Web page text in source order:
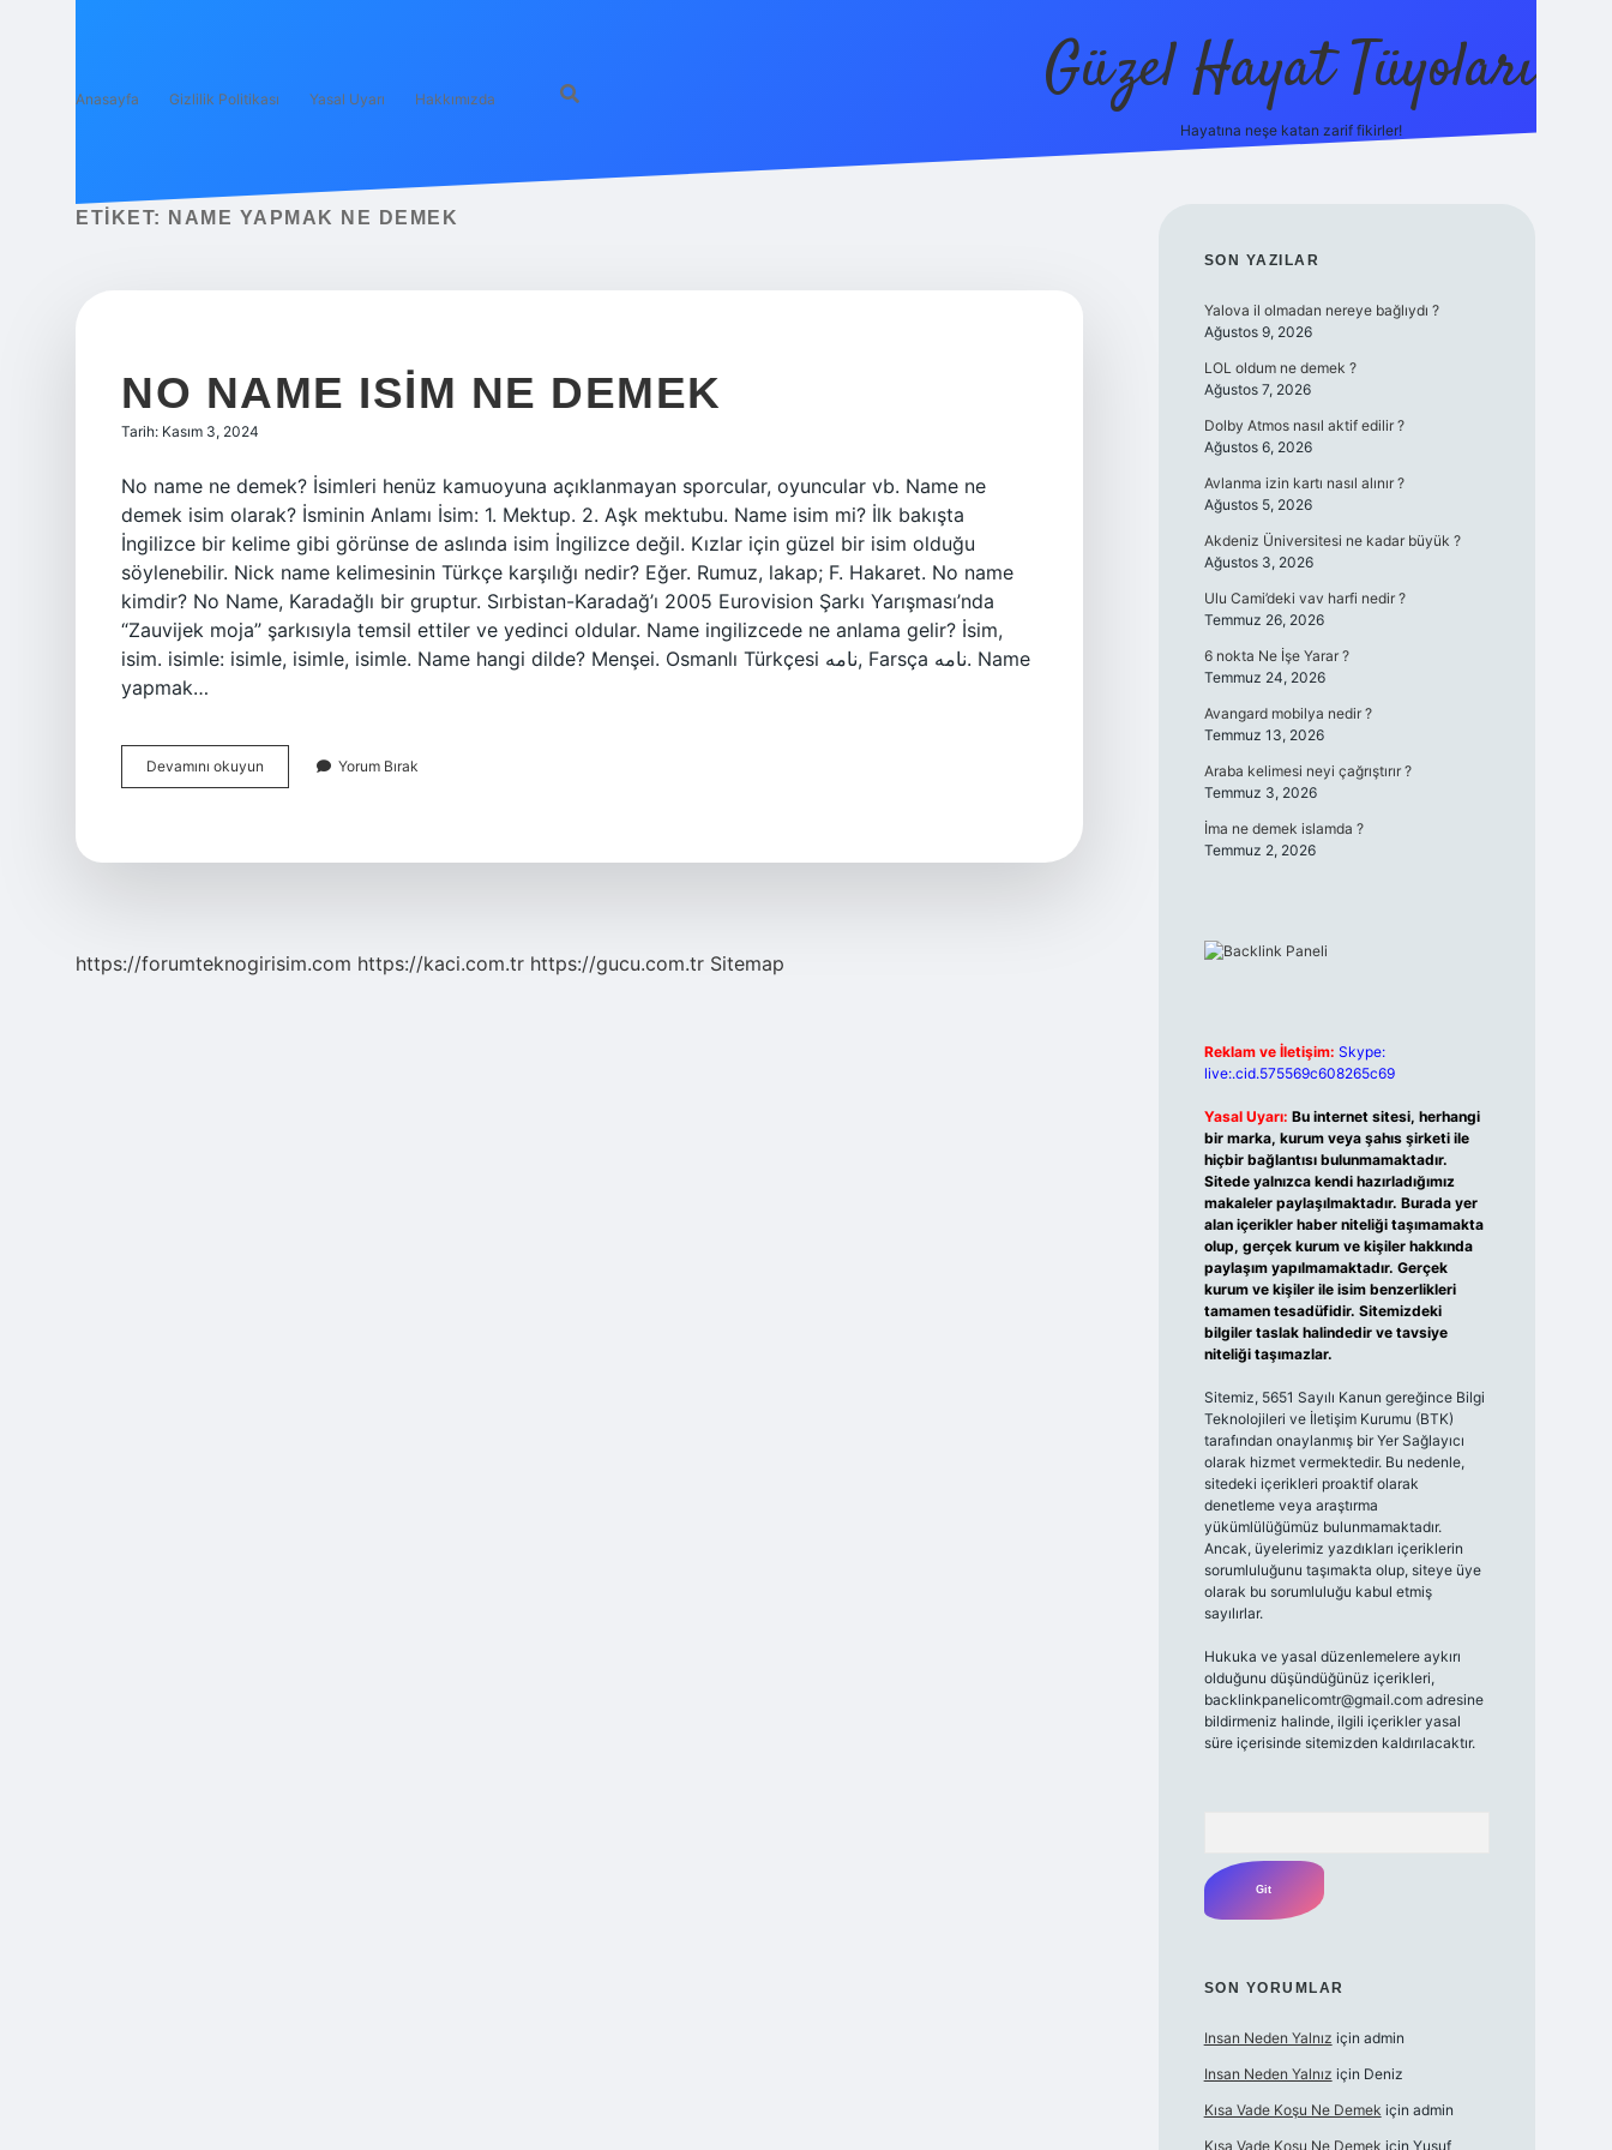
Anasayfa Gizlilik Politikası Yasal Uyarı Hakkımızda Güzel Hayat Tüyoları
Hayatına neşe katan zarif fikirler!
ETIKET: NAME YAPMAK NE DEMEK
NO NAME ISIM NE DEMEK
Tarih: Kasım 3, 2024
No name ne demek? İsimleri henüz kamuoyuna açıklanmayan sporcular, oyuncular vb. Name ne
demek isim olarak? İsminin Anlamı İsim: 1. Mektup. 2. Aşk mektubu. Name isim mi? İlk bakışta
İngilizce bir kelime gibi görünse de aslında isim İngilizce değil. Kızlar için güzel bir isim olduğu
söylenebilir. Nick name kelimesinin Türkçe karşılığı nedir? Eğer. Rumuz, lakap; F. Hakaret. No name
kimdir? No Name, Karadağlı bir gruptur. Sırbistan-Karadağ’ı 2005 Eurovision Şarkı Yarışması’nda
“Zauvijek moja” şarkısıyla temsil ettiler ve yedinci oldular. Name ingilizcede ne anlama gelir? İsim,
isim. isimle: isimle, isimle, isimle. Name hangi dilde? Menşei. Osmanlı Türkçesi نامه‎, Farsça نامه‎. Name
yapmak…
Devamını okuyun
Name
Yorum Bırak
https://forumteknogirisim.com https://kaci.com.tr https://gucu.com.tr Sitemap
SIDEBAR
SON YAZILAR
Yalova il olmadan nereye bağlıydı ?
Ağustos 9, 2026
LOL oldum ne demek ?
Ağustos 7, 2026
Dolby Atmos nasıl aktif edilir ?
Ağustos 6, 2026
Avlanma izin kartı nasıl alınır ?
Ağustos 5, 2026
Akdeniz Üniversitesi ne kadar büyük ?
Ağustos 3, 2026
Ulu Cami’deki vav harfi nedir ?
Temmuz 26, 2026
6 nokta Ne İşe Yarar ?
Temmuz 24, 2026
Avangard mobilya nedir ?
Temmuz 13, 2026
Araba kelimesi neyi çağrıştırır ?
Temmuz 3, 2026
İma ne demek islamda ?
Temmuz 2, 2026
Reklam ve İletişim: Skype:
live:.cid.575569c608265c69
Yasal Uyarı: Bu internet sitesi, herhangi
bir marka, kurum veya şahıs şirketi ile
hiçbir bağlantısı bulunmamaktadır.
Sitede yalnızca kendi hazırladığımız
makaleler paylaşılmaktadır. Burada yer
alan içerikler haber niteliği taşımamakta
olup, gerçek kurum ve kişiler hakkında
paylaşım yapılmamaktadır. Gerçek
kurum ve kişiler ile isim benzerlikleri
tamamen tesadüfidir. Sitemizdeki
bilgiler taslak halindedir ve tavsiye
niteliği taşımazlar.
Sitemiz, 5651 Sayılı Kanun gereğince Bilgi
Teknolojileri ve İletişim Kurumu (BTK)
tarafından onaylanmış bir Yer Sağlayıcı
olarak hizmet vermektedir. Bu nedenle,
sitedeki içerikleri proaktif olarak
denetleme veya araştırma
yükümlülüğümüz bulunmamaktadır.
Ancak, üyelerimiz yazdıkları içeriklerin
sorumluluğunu taşımakta olup, siteye üye
olarak bu sorumluluğu kabul etmiş
sayılırlar.
Hukuka ve yasal düzenlemelere aykırı
olduğunu düşündüğünüz içerikleri,
backlinkpanelicomtr@gmail.comadresine
bildirmeniz halinde, ilgili içerikler yasal
süre içerisinde sitemizden kaldırılacaktır.
SON YORUMLAR
Insan Neden Yalnız için admin
Insan Neden Yalnız için Deniz
Kısa Vade Koşu Ne Demek için admin
Kısa Vade Koşu Ne Demek için Yusuf